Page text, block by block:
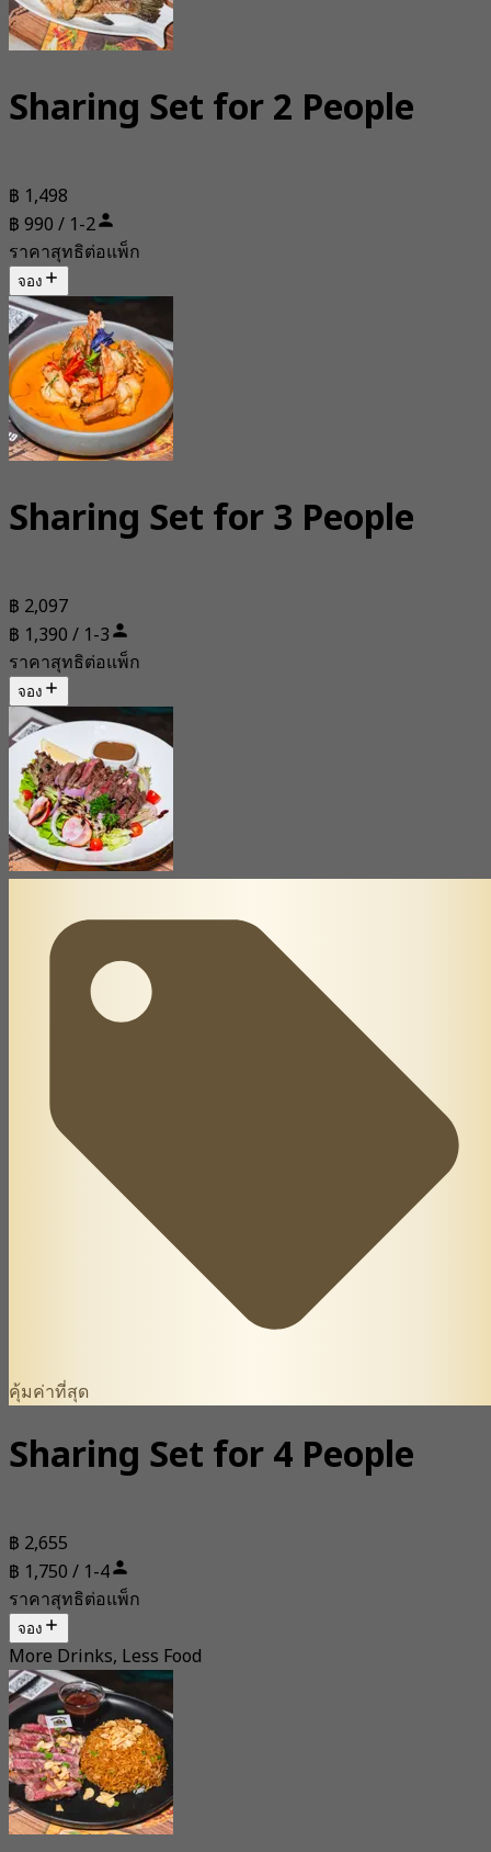
Sharing Set for 2 People
฿ 1,498
฿ 990 / 1-2
ราคาสุทธิต่อแพ็ก
จอง
Sharing Set for 3 People
฿ 2,097
฿ 1,390 / 1-3
ราคาสุทธิต่อแพ็ก
จอง
คุ้มค่าที่สุด
Sharing Set for 4 People
฿ 2,655
฿ 1,750 / 1-4
ราคาสุทธิต่อแพ็ก
จอง
More Drinks, Less Food